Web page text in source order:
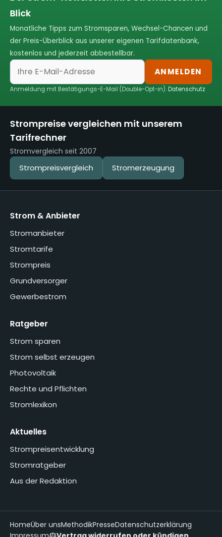
Blick
Monatliche Tipps zum Stromsparen, Wechsel-Chancen und
der Preis-Überblick aus unserer eigenen Tarifdatenbank,
kostenlos und jederzeit abbestellbar.
ANMELDEN
Anmeldung mit Bestätigungs-E-Mail (Double-Opt-in).Datenschutz
Strompreise vergleichen mit unserem
Tarifrechner
Stromvergleich seit 2007
Strompreisvergleich Stromerzeugung
Strom & Anbieter
Stromanbieter
Stromtarife
Strompreis
Grundversorger
Gewerbestrom
Ratgeber
Strom sparen
Strom selbst erzeugen
Photovoltaik
Rechte und Pflichten
Stromlexikon
Aktuelles
Strompreisentwicklung
Stromratgeber
Aus der Redaktion
HomeÜber unsMethodikPresseDatenschutzerklärung